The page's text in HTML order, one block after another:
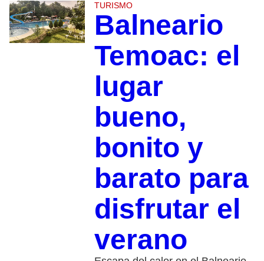
TURISMO
Balneario
Temoac: el
lugar
bueno,
bonito y
barato para
disfrutar el
verano